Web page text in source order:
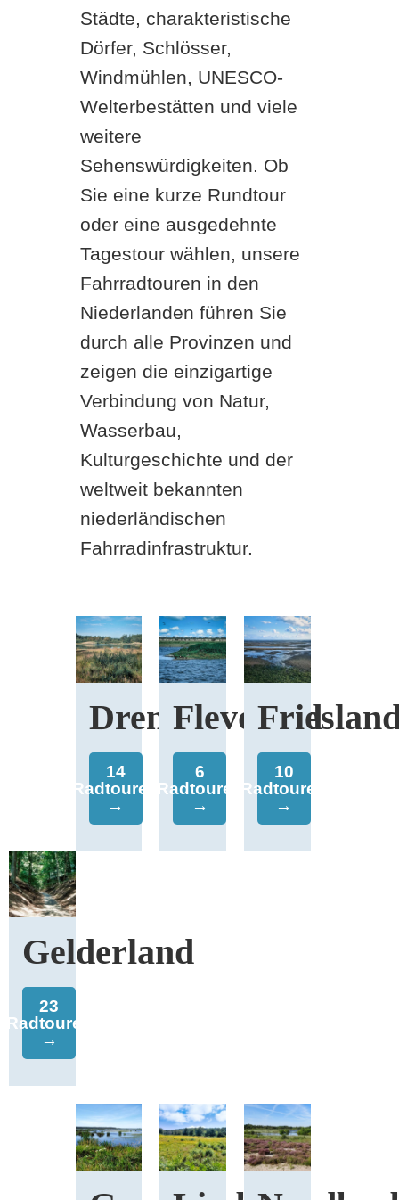
Städte, charakteristische
Dörfer, Schlösser,
Windmühlen, UNESCO-
Welterbestätten und viele
weitere
Sehenswürdigkeiten. Ob
Sie eine kurze Rundtour
oder eine ausgedehnte
Tagestour wählen, unsere
Fahrradtouren in den
Niederlanden führen Sie
durch alle Provinzen und
zeigen die einzigartige
Verbindung von Natur,
Wasserbau,
Kulturgeschichte und der
weltweit bekannten
niederländischen
Fahrradinfrastruktur.
Drenthe
14
Radtouren
→
Flevoland
6
Radtouren
→
10
Radtouren
→
Gelderland
23
Radtouren
→